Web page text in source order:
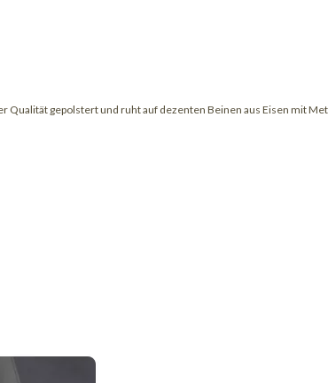
gepolstert und ruht auf dezenten Beinen aus Eisen mit